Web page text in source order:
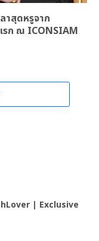
าสุดหรูจาก
รก ณ ICONSIAM
| Exclusive